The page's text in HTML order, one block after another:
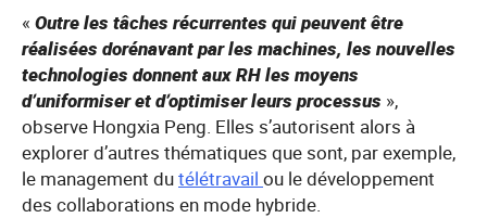
« Outre les tâches récurrentes qui peuvent être
réalisées dorénavant par les machines, les nouvelles
technologies donnent aux RH les moyens
d’uniformiser et d’optimiser leurs processus »,
observe Hongxia Peng. Elles s’autorisent alors à
explorer d’autres thématiques que sont, par exemple,
le management dutélétravail ou le développement
des collaborations en mode hybride.